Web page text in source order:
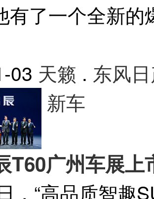
有了一个全新
03 天籁 . 东风
新车
T60广州车展
，“高品质智趣